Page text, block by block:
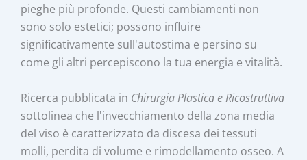
pieghe più profonde. Questi cambiamenti non
sono solo estetici; possono influire
significativamente sull'autostima e persino su
come gli altri percepiscono la tua energia e vitalità.
Ricerca pubblicata in Chirurgia Plastica e Ricostruttiva
sottolinea che l'invecchiamento della zona media
del viso è caratterizzato da discesa dei tessuti
molli, perdita di volume e rimodellamento osseo. A